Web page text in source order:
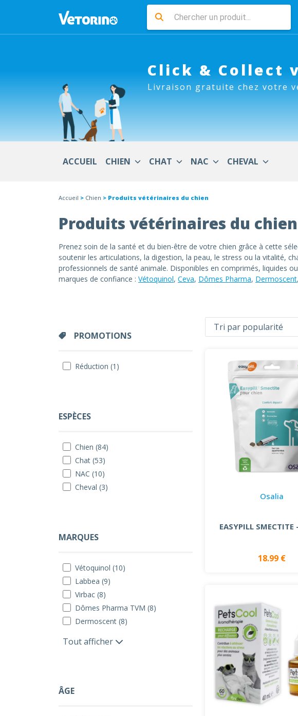
Click & Collect
Livraison gratuite chez votre
ACCUEIL CHIEN CHAT NAC CHEVAL
Accueil > Chien > Produits vétérinaires du chien
Produits vétérinaires du chien
Prenez soin de la santé et du bien-être de votre chien grâce à cette
soutenir les articulations, la digestion, la peau, le stress ou la vitalité,
professionnels de santé animale. Disponibles en comprimés, liquides
marques de confiance : Vétoquinol, Ceva, Dômes Pharma, Dermoscent
PROMOTIONS
Réduction (1)
ESPÈCES
Chien (84)
Chat (53)
NAC (10)
Cheval (3)
MARQUES
Vétoquinol (10)
Labbea (9)
Virbac (8)
Dômes Pharma TVM (8)
Dermoscent (8)
Tout afficher
ÂGE
Osalia
EASYPILL SMECTITE
18.99 €